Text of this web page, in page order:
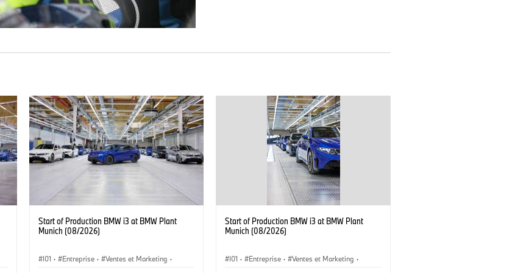
Start of Production BMW i3 at BMW Plant
Munich (08/2026)
I01 · Entreprise · Ventes et Marketing ·
Start of Production BMW i3 at BMW Plant
Munich (08/2026)
I01 · Entreprise · Ventes et Marketing ·